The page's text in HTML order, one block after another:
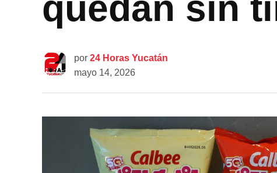
por 24 Horas Yucatán
mayo 14, 2026